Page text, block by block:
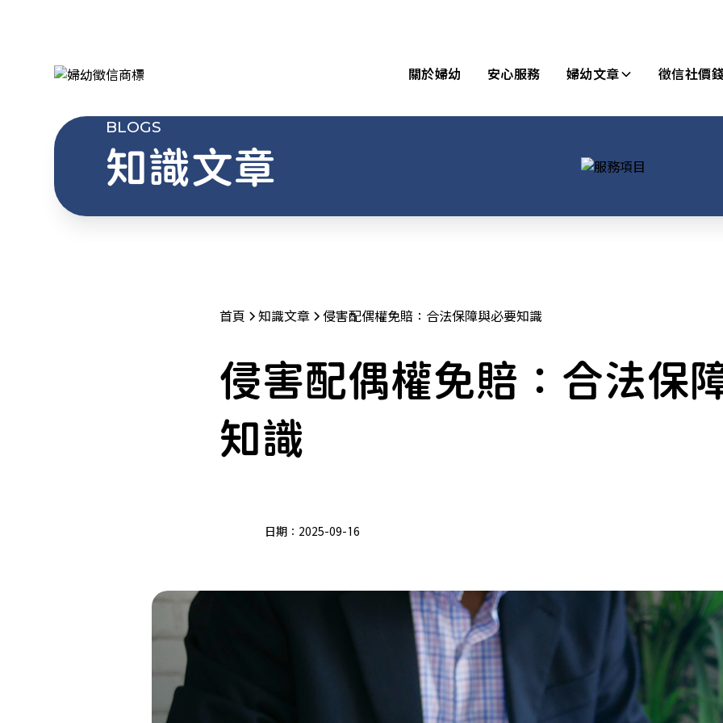
關於婦幼 安心服務 婦幼文章 徵信社價
BLOGS
知識文章
首頁 知識文章 侵害配偶權免賠：合法保障與必要知識
侵害配偶權免賠：合法保
知識
日期： 2025-09-16